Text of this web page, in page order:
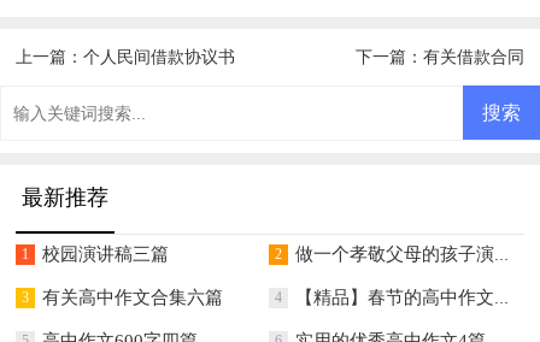
上一篇：个人民间借款协议书 下一篇： 有关借款合同
最新推荐
1 校园演讲稿三篇 2 做一个孝敬父母的孩子演讲稿
3 有关高中作文合集六篇 4 【精品】春节的高中作文汇总八篇